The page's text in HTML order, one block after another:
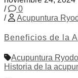
/
0
/
Acupuntura
Beneficios de la
Acupuntura
Historia de la